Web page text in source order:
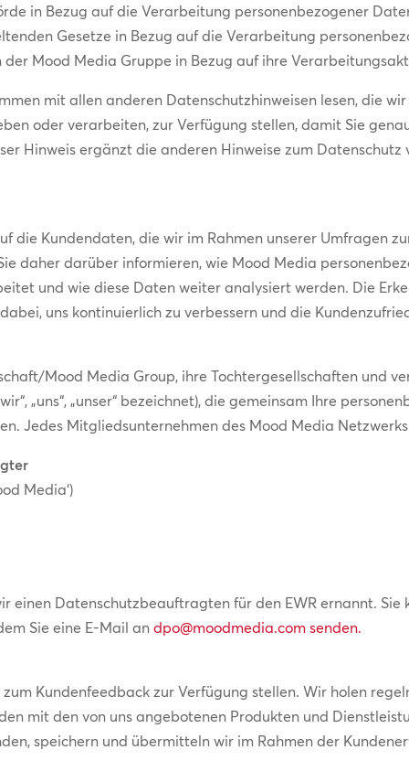
in Bezug auf die Verarbeitung personenbezogener
Gesetze in Bezug auf die Verarbeitung
Mood Media Gruppe in Bezug auf ihre
mit allen anderen Datenschutzhinweisen lesen, die
oder verarbeiten, zur Verfügung stellen, damit Sie
Hinweis ergänzt die anderen Hinweise zum
die Kundendaten, die wir im Rahmen unserer Umfragen
daher darüber informieren, wie Mood Media
und wie diese Daten weiter analysiert werden. Die
uns kontinuierlich zu verbessern und die
Mood Media Group, ihre Tochtergesellschaften und
„uns“, „unser“ bezeichnet), die gemeinsam Ihre
Jedes Mitgliedsunternehmen des Mood Media
Media‘)
Datenschutzbeauftragten für den EWR ernannt. Sie
Sie eine E-Mail andpo@moodmedia.com senden.
Kundenfeedback zur Verfügung stellen. Wir holen
mit den von uns angebotenen Produkten und
speichern und übermitteln wir im Rahmen der